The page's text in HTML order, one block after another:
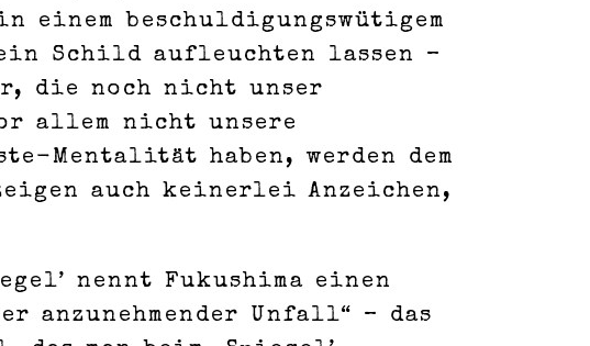
einem beschuldigungswütigem
Schild aufleuchten lassen –
die noch nicht unser
allem nicht unsere
Mentalität haben, werden dem
auch keinerlei Anzeichen,
nennt Fukushima einen
anzunehmender Unfall“ – das